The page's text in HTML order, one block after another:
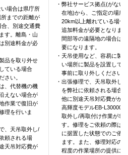
い場合は県庁所
までの距離が
、別途交通費
す。離島・山
別途料金が必
品を取り外せ
ている場合
さい。
、代替機の機
えない場合が
作業で復旧が
理を行いま
、天吊取外し/
頼される場
天吊対応費が
・弊社サービス拠点(がない
在地)から、ご指定の場所
20km以上離れている場合
追加料金が必要となりま
間部等の遠隔地の場合は
要になります。
・天吊使用など、容易に製
い場所に製品を設置して
事前に取り外しください。
・出張修理で、天吊取外し/
を弊社に依頼される場合
他に別途天吊対応費がか
高輝度モデルEB-L30000
取外し/再取付け作業が非
す。修理をご依頼の際は
に据置した状態でのご依
ます。また、修理対応の
程度の作業場所の提供に